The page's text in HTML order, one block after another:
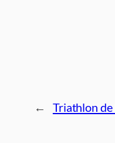
← Triathlon de